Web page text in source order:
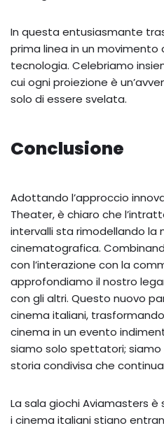
In questa entusiasmante
prima linea in un
tecnologia. Celebriamo
cui ogni proiezione è
solo di essere svelata.
Conclusione
Adottando l’approccio
Theater, è chiaro che
intervalli sta rimodellando la
cinematografica.
con l’interazione con la
approfondiamo il nostro
con gli altri. Questo nuovo
cinema italiani,
cinema in un evento
siamo solo spettatori;
storia condivisa che
La sala giochi Aviamasters
i cinema italiani stiano